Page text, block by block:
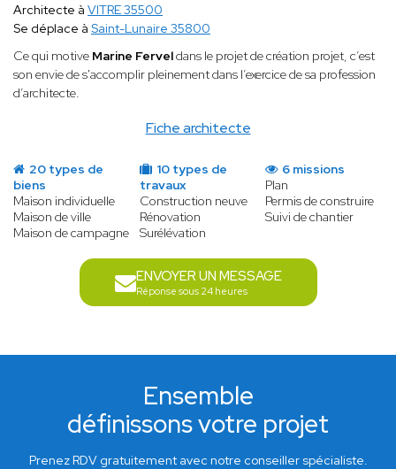
Fiche architecte
Architecte à VITRE 35500
Se déplace à Saint-Lunaire 35800
Ce qui motive Marine Ferveldans le projet de création projet, c’est
son envie de s'accomplir pleinement dans l’exercice de sa profession
d’architecte.
20 types de
biens
Maison individuelle
Maison de ville
Maison de campagne
10 types de
travaux
Construction neuve
Rénovation
Surélévation
6 missions
Plan
Permis de construire
Suivi de chantier
ENVOYER UN MESSAGE
Réponse sous 24 heures
Ensemble
définissons votre projet
Prenez RDV gratuitement avec notre conseiller spécialiste.